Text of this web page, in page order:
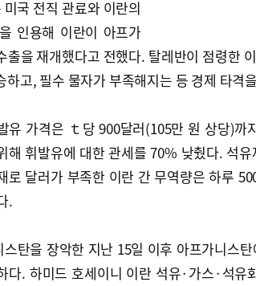
국 전직 관료와 이란의
인용해 이란이 아프가
출을 재개했다고 전했다. 탈레반이 점령한
하고, 필수 물자가 부족해지는 등 경제 타격
유 가격은 ｔ당 900달러(105만 원 상당)까
해 휘발유에 대한 관세를 70% 낮췄다. 석
로 달러가 부족한 이란 간 무역량은 하루
.
탄을 장악한 지난 15일 이후 아프가니스
다. 하미드 호세이니 이란 석유·가스·석유